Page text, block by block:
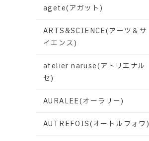
agete(アガット)
ARTS&SCIENCE(アーツ＆サ
イエンス)
atelier naruse(アトリエナル
セ)
AURALEE(オーラリー)
AUTREFOIS(オートルフォワ)